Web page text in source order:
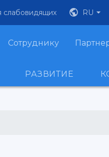
слабовидящих RU
Сотруднику
РАЗВИТИЕ